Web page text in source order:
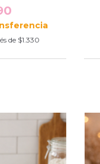
de $1.330